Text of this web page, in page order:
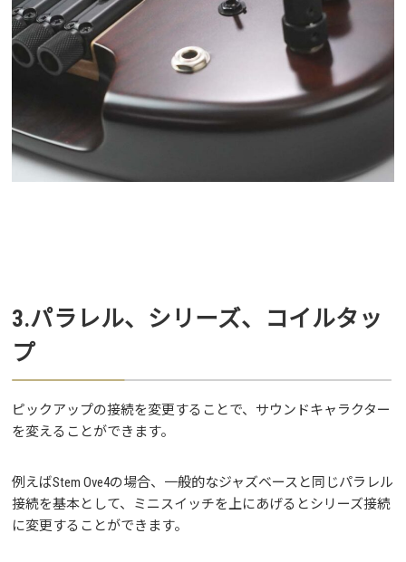
3.パラレル、シリーズ、コイルタッ
プ
ピックアップの接続を変更することで、サウンドキャラクター
を変えることができます。
例えばStem Ove4の場合、一般的なジャズベースと同じパラレル
接続を基本として、ミニスイッチを上にあげるとシリーズ接続
に変更することができます。